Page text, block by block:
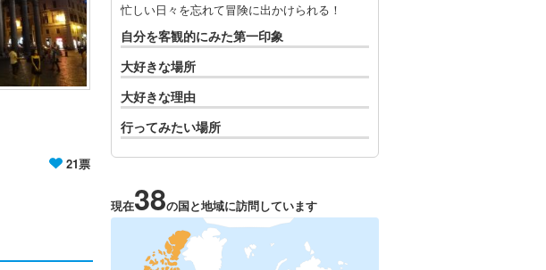
21票
忙しい日々を忘れて冒険に出かけられる！
自分を客観的にみた第一印象
大好きな場所
大好きな理由
行ってみたい場所
現在38の国と地域に訪問しています